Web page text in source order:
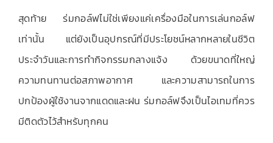
สุดท้าย ร่มกอล์ฟไม่ใช่เพียงแค่เครื่องมือในการเล่นกอล์ฟ
เท่านั้น แต่ยังเป็นอุปกรณ์ที่มีประโยชน์หลากหลายในชีวิต
ประจำวันและการทำกิจกรรมกลางแจ้ง ด้วยขนาดที่ใหญ่
ความทนทานต่อสภาพอากาศ และความสามารถในการ
ปกป้องผู้ใช้งานจากแดดและฝน ร่มกอล์ฟจึงเป็นไอเทมที่ควร
มีติดตัวไว้สำหรับทุกคน